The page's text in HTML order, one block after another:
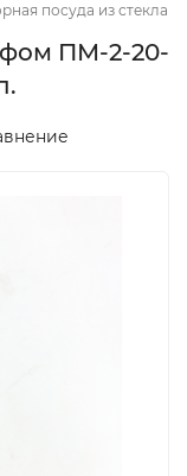
посуда из стекла
ПМ-2-20-